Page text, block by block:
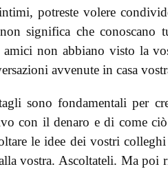
potreste volere
significa che
non abbiano visto la
avvenute in casa
sono fondamentali per
con il denaro e di come
le idee dei vostri
vostra. Ascoltateli. Ma